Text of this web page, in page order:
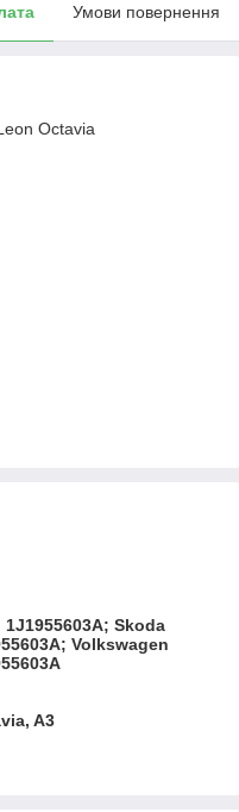
Умови повернення
Octavia
1J1955603A; Skoda
Volkswagen
A3